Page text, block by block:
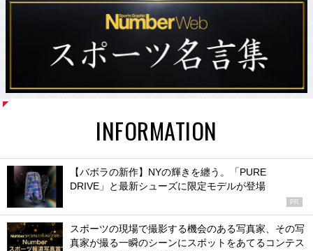
INFORMATION
【バボラの新作】NYの輝きを纏う。「PURE
DRIVE」と最新シューズに限定モデルが登場
PR
スポーツの現場で撮影する機会のある写真家、その写
真家が撮る一瞬のシーンにスポットをあてるコンテス